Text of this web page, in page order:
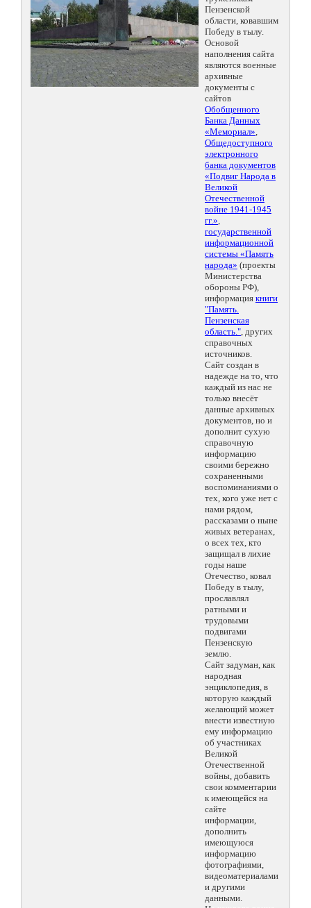
Пензенской
области, ковавшим
Победу в тылу.
Основой
наполнения сайта
являются военные
архивные
документы с
сайтов
Обобщенного
Банка Данных
«Мемориал»,
Общедоступного
электронного
банка документов
«Подвиг Народа в
Великой
Отечественной
войне 1941-1945
гг.»,
государственной
информационной
системы «Память
народа» (проекты
Министерства
обороны РФ),
информация книги
"Память.
Пензенская
область.", других
справочных
источников.
Сайт создан в
надежде на то, что
каждый из нас не
только внесёт
данные архивных
документов, но и
дополнит сухую
справочную
информацию
своими бережно
сохраненными
воспоминаниями о
тех, кого уже нет с
нами рядом,
рассказами о ныне
живых ветеранах,
о всех тех, кто
защищал в лихие
годы наше
Отечество, ковал
Победу в тылу,
прославлял
ратными и
трудовыми
подвигами
Пензенскую
землю.
Сайт задуман, как
народная
энциклопедия, в
которую каждый
желающий может
внести известную
ему информацию
об участниках
Великой
Отечественной
войны, добавить
свои комментарии
к имеющейся на
сайте
информации,
дополнить
имеющуюся
информацию
фотографиями,
видеоматериалами
и другими
данными.